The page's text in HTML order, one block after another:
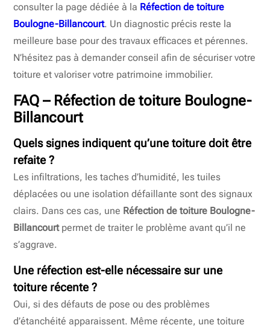
consulter la page dédiée à la Réfection de toiture
Boulogne-Billancourt. Un diagnostic précis reste la
meilleure base pour des travaux efficaces et pérennes.
N’hésitez pas à demander conseil afin de sécuriser votre
toiture et valoriser votre patrimoine immobilier.
FAQ – Réfection de toiture Boulogne-
Billancourt
Quels signes indiquent qu’une toiture doit être
refaite ?
Les infiltrations, les taches d’humidité, les tuiles
déplacées ou une isolation défaillante sont des signaux
clairs. Dans ces cas, une Réfection de toiture Boulogne-
Billancourtpermet de traiter le problème avant qu’il ne
s’aggrave.
Une réfection est-elle nécessaire sur une
toiture récente ?
Oui, si des défauts de pose ou des problèmes
d’étanchéité apparaissent. Même récente, une toiture